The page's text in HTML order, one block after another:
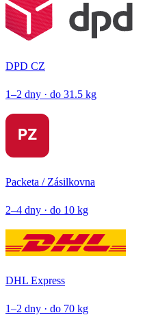
DPD CZ
1–2 dny · do 31.5 kg
Packeta / Zásilkovna
2–4 dny · do 10 kg
DHL Express
1–2 dny · do 70 kg